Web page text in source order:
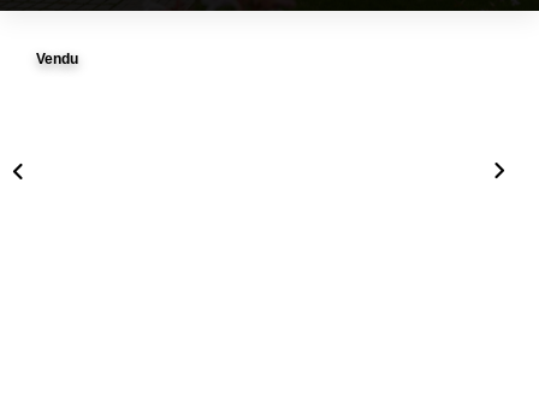
Vendu